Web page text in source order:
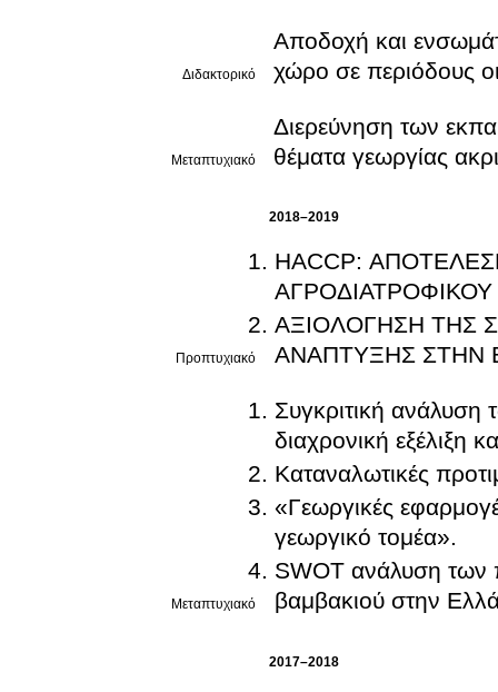
Διδακτορικό
Αποδοχή και
χώρο σε περιόδους
Μεταπτυχιακό
Διερεύνηση των
θέματα γεωργίας
2018–2019
Προπτυχιακό
HACCP:
ΑΞΙΟΛΟΓΗΣΗ ΤΗΣ
ΑΝΑΠΤΥΞΗΣ ΣΤΗΝ
Μεταπτυχιακό
Συγκριτική
διαχρονική εξέλιξη
Καταναλωτικές
«Γεωργικές
γεωργικό τομέα».
SWOT ανάλυση των
βαμβακιού στην
2017–2018